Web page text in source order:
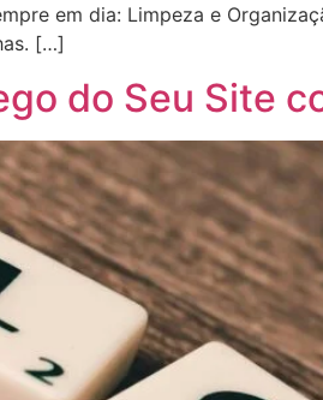
em dia: Limpeza e
[…]
do Seu Site